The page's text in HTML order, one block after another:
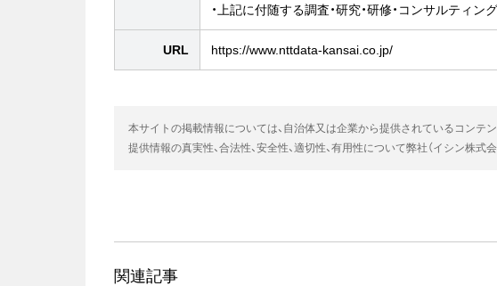
・上記に付随する調査・研究・研修・コンサルティン
URL https://www.nttdata-kansai.co.jp/
本サイトの掲載情報については、自治体又は企業から提供されているコンテ
提供情報の真実性、合法性、安全性、適切性、有用性について弊社（イシン株式
関連記事